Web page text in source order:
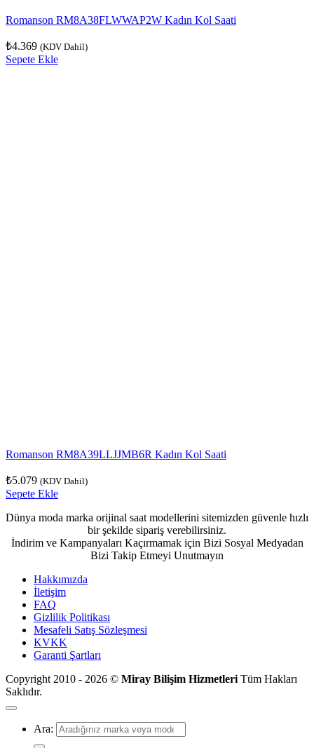
Romanson RM8A38FLWWAP2W Kadın Kol Saati
₺4.369 (KDV Dahil)
Sepete Ekle
Romanson RM8A39LLJJMB6R Kadın Kol Saati
₺5.079 (KDV Dahil)
Sepete Ekle
Dünya moda marka orijinal saat modellerini sitemizden güvenle hızlı
bir şekilde sipariş verebilirsiniz.
İndirim ve Kampanyaları Kaçırmamak için Bizi Sosyal Medyadan
Bizi Takip Etmeyi Unutmayın
Hakkımızda
İletişim
FAQ
Gizlilik Politikası
Mesafeli Satış Sözleşmesi
KVKK
Garanti Şartları
Copyright 2010 - 2026 © Miray Bilişim Hizmetleri Tüm Hakları
Saklıdır.
Ara: